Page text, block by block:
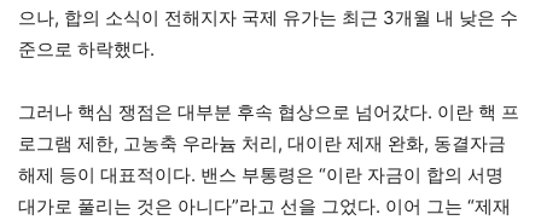
으나, 합의 소식이 전해지자 국제 유가는 최근 3개월 내 낮은 수
준으로 하락했다.
그러나 핵심 쟁점은 대부분 후속 협상으로 넘어갔다. 이란 핵 프
로그램 제한, 고농축 우라늄 처리, 대이란 제재 완화, 동결자금
해제 등이 대표적이다. 밴스 부통령은 “이란 자금이 합의 서명
대가로 풀리는 것은 아니다”라고 선을 그었다. 이어 그는 “제재